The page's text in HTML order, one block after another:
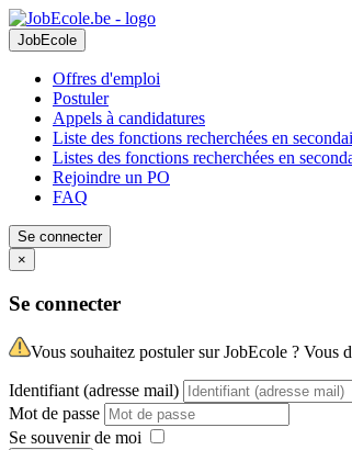
JobEcole
Offres d'emploi
Postuler
Appels à candidatures
Liste des fonctions recherchées en
Listes des fonctions recherchées en
Rejoindre un PO
FAQ
Se connecter
×
Se connecter
Vous souhaitez postuler sur JobEcole ? Vous
Identifiant (adresse mail)
Mot de passe
Se souvenir de moi